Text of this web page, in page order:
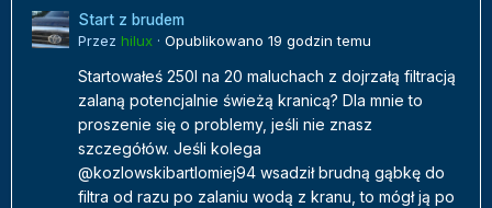
Start z brudem
Przez hilux · Opublikowano 19 godzin temu
Startowałeś 250l na 20 maluchach z dojrzałą filtracją
zalaną potencjalnie świeżą kranicą? Dla mnie to
proszenie się o problemy, jeśli nie znasz
szczegółów. Jeśli kolega
@kozlowskibartlomiej94 wsadził brudną gąbkę do
filtra od razu po zalaniu wodą z kranu, to mógł ją po